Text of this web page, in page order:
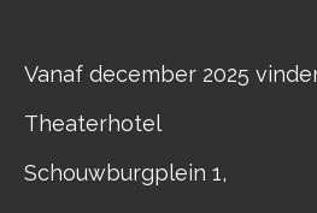
Vanaf december 2025
Theaterhotel
Schouwburgplein 1,